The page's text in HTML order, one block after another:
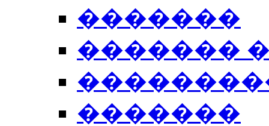
�������
�������
�������